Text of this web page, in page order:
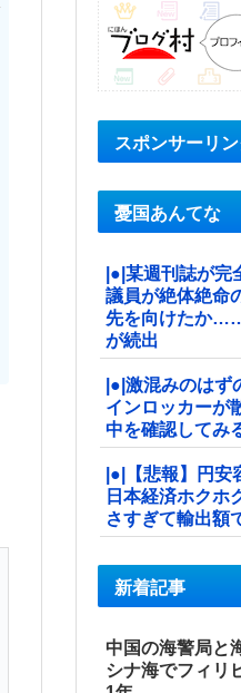
スポンサーリン
憂国あんてな
|●|某週刊誌が完
議員が絶体絶命
先を向けたか
が続出
|●|激混みのはず
インロッカーが
中を確認して
|●|【悲報】円安
日本経済ホク
さすぎて輸出額
新着記事
中国の海警局
シナ海でフィリ